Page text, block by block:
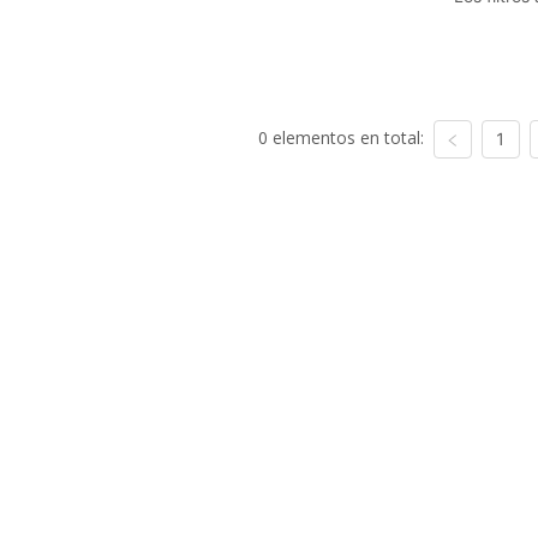
0 elementos en total: 1